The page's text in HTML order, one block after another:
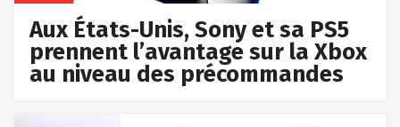
Aux États-Unis, Sony et sa PS5
prennent l’avantage sur la Xbox
au niveau des précommandes